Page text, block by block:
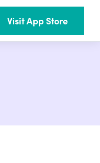
Visit App Store